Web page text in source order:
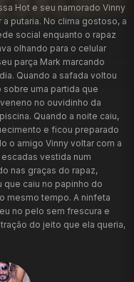
Hot e seu namorado Vinny
putaria. No clima gostoso, a
social enquanto o rapaz
olhando para o celular
parça Mark marcando
Quando a safada voltou
sobre uma partida que
no ouvidinho da
Quando a noite caiu,
e ficou preparado
o amigo Vinny voltar com a
vestida num
nas graças do rapaz,
que caiu no papinho do
mesmo tempo. A ninfeta
no pelo sem frescura e
do jeito que ela queria,